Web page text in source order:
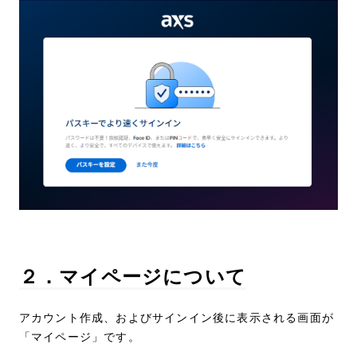
２．マイページについて
アカウント作成、およびサインイン後に表示される画面が
「マイページ」です。